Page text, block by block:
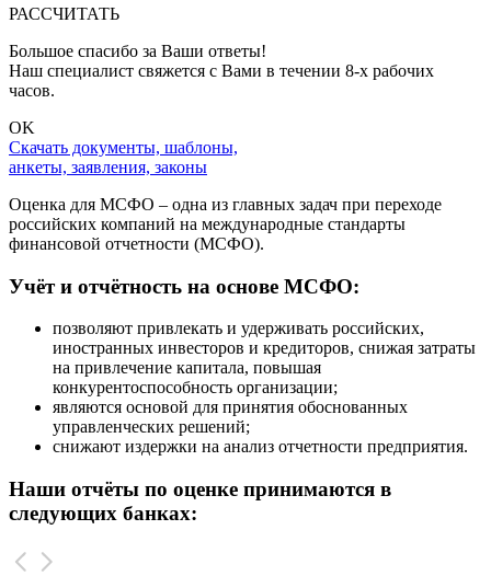
РАССЧИТАТЬ
Большое спасибо за Ваши ответы!
Наш специалист свяжется с Вами в течении 8-x рабочих
часов.
OK
Скачать документы, шаблоны,
анкеты, заявления, законы
Оценка для МСФО – одна из главных задач при переходе
российских компаний на международные стандарты
финансовой отчетности (МСФО).
Учёт и отчётность на основе МСФО:
позволяют привлекать и удерживать российских,
иностранных инвесторов и кредиторов, снижая затраты
на привлечение капитала, повышая
конкурентоспособность организации;
являются основой для принятия обоснованных
управленческих решений;
снижают издержки на анализ отчетности предприятия.
Наши отчёты по оценке принимаются в
следующих банках: